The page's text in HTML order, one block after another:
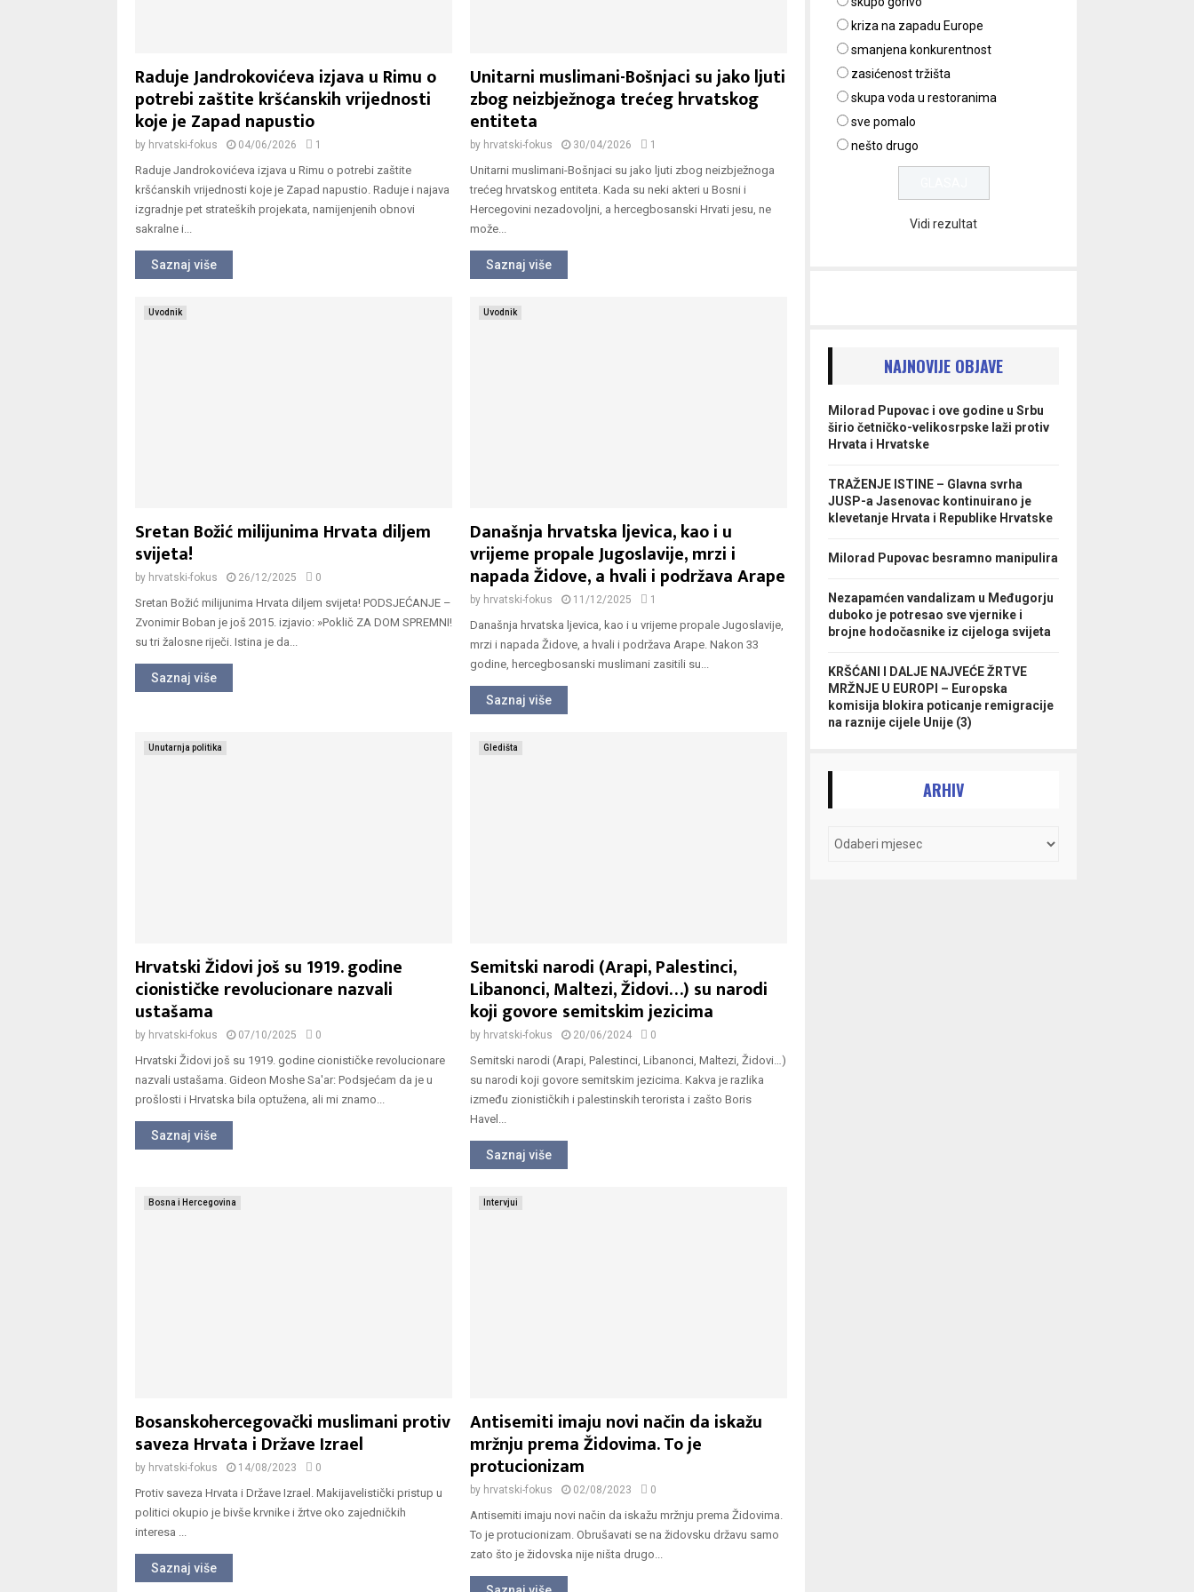
Raduje Jandrokovićeva izjava u Rimu o
potrebi zaštite kršćanskih vrijednosti
koje je Zapad napustio
by hrvatski-fokus 04/06/2026 1
Raduje Jandrokovićeva izjava u Rimu o potrebi zaštite
kršćanskih vrijednosti koje je Zapad napustio. Raduje i najava
izgradnje pet strateških projekata, namijenjenih obnovi
sakralne i...
Saznaj više
Unitarni muslimani-Bošnjaci su jako ljuti
zbog neizbježnoga trećeg hrvatskog
entiteta
by hrvatski-fokus 30/04/2026 1
Unitarni muslimani-Bošnjaci su jako ljuti zbog neizbježnoga
trećeg hrvatskog entiteta. Kada su neki akteri u Bosni i
Hercegovini nezadovoljni, a hercegbosanski Hrvati jesu, ne
može...
Saznaj više
Uvodnik
Sretan Božić milijunima Hrvata diljem
svijeta!
by hrvatski-fokus 26/12/2025 0
Sretan Božić milijunima Hrvata diljem svijeta! PODSJEĆANJE –
Zvonimir Boban je još 2015. izjavio: »Poklič ZA DOM SPREMNI!
su tri žalosne riječi. Istina je da...
Saznaj više
Uvodnik
Današnja hrvatska ljevica, kao i u
vrijeme propale Jugoslavije, mrzi i
napada Židove, a hvali i podržava Arape
by hrvatski-fokus 11/12/2025 1
Današnja hrvatska ljevica, kao i u vrijeme propale Jugoslavije,
mrzi i napada Židove, a hvali i podržava Arape. Nakon 33
godine, hercegbosanski muslimani zasitili su...
Saznaj više
Unutarnja politika
Hrvatski Židovi još su 1919. godine
cionističke revolucionare nazvali
ustašama
by hrvatski-fokus 07/10/2025 0
Hrvatski Židovi još su 1919. godine cionističke revolucionare
nazvali ustašama. Gideon Moshe Sa'ar: Podsjećam da je u
prošlosti i Hrvatska bila optužena, ali mi znamo...
Saznaj više
Gledišta
Semitski narodi (Arapi, Palestinci,
Libanonci, Maltezi, Židovi…) su narodi
koji govore semitskim jezicima
by hrvatski-fokus 20/06/2024 0
Semitski narodi (Arapi, Palestinci, Libanonci, Maltezi, Židovi…)
su narodi koji govore semitskim jezicima. Kakva je razlika
između zionističkih i palestinskih terorista i zašto Boris
Havel...
Saznaj više
Bosna i Hercegovina
Bosanskohercegovački muslimani protiv
saveza Hrvata i Države Izrael
by hrvatski-fokus 14/08/2023 0
Protiv saveza Hrvata i Države Izrael. Makijavelistički pristup u
politici okupio je bivše krvnike i žrtve oko zajedničkih
interesa ...
Saznaj više
Intervjui
Antisemiti imaju novi način da iskažu
mržnju prema Židovima. To je
protucionizam
by hrvatski-fokus 02/08/2023 0
Antisemiti imaju novi način da iskažu mržnju prema Židovima.
To je protucionizam. Obrušavati se na židovsku državu samo
zato što je židovska nije ništa drugo...
kriza na zapadu Europe
smanjena konkurentnost
zasićenost tržišta
skupa voda u restoranima
sve pomalo
nešto drugo
Vidi rezultat
NAJNOVIJE OBJAVE
Milorad Pupovac i ove godine u Srbu
širio četničko-velikosrpske laži protiv
Hrvata i Hrvatske
TRAŽENJE ISTINE – Glavna svrha
JUSP-a Jasenovac kontinuirano je
klevetanje Hrvata i Republike Hrvatske
Milorad Pupovac besramno manipulira
Nezapamćen vandalizam u Međugorju
duboko je potresao sve vjernike i
brojne hodočasnike iz cijeloga svijeta
KRŠĆANI I DALJE NAJVEĆE ŽRTVE
MRŽNJE U EUROPI – Europska
komisija blokira poticanje remigracije
na raznije cijele Unije (3)
ARHIV